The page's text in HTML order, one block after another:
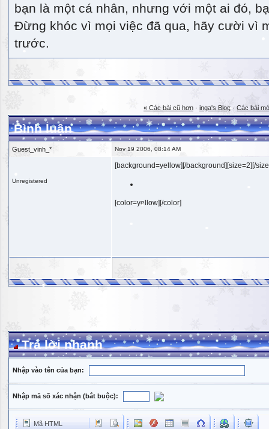
bạn là một cá nhân, nhưng với một ai đó,
Đừng khóc vì mọi việc đã qua, hãy cười vì
trước.
« Các bài cũ hơn · inga's Blog· Các bài
Bình luận
Guest_vinh_* Nov 19 2006, 08:14 AM
Unregistered
[background=yellow][/background][size=2][/
[color=yellow][/color]
Trả lời nhanh
Nhập vào tên của bạn:
Nhập mã số xác nhận (bắt buộc):
Mã HTML